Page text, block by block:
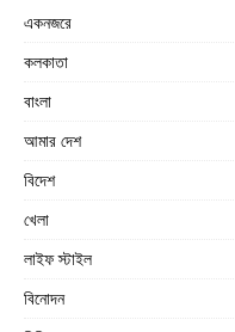
একনজরে
কলকাতা
বাংলা
আমার দেশ
বিদেশ
খেলা
লাইফ স্টাইল
বিনোদন